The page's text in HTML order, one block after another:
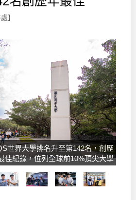
】
世界大學排名升至第142名，創歷
佳紀錄，位列全球前10%頂尖大學